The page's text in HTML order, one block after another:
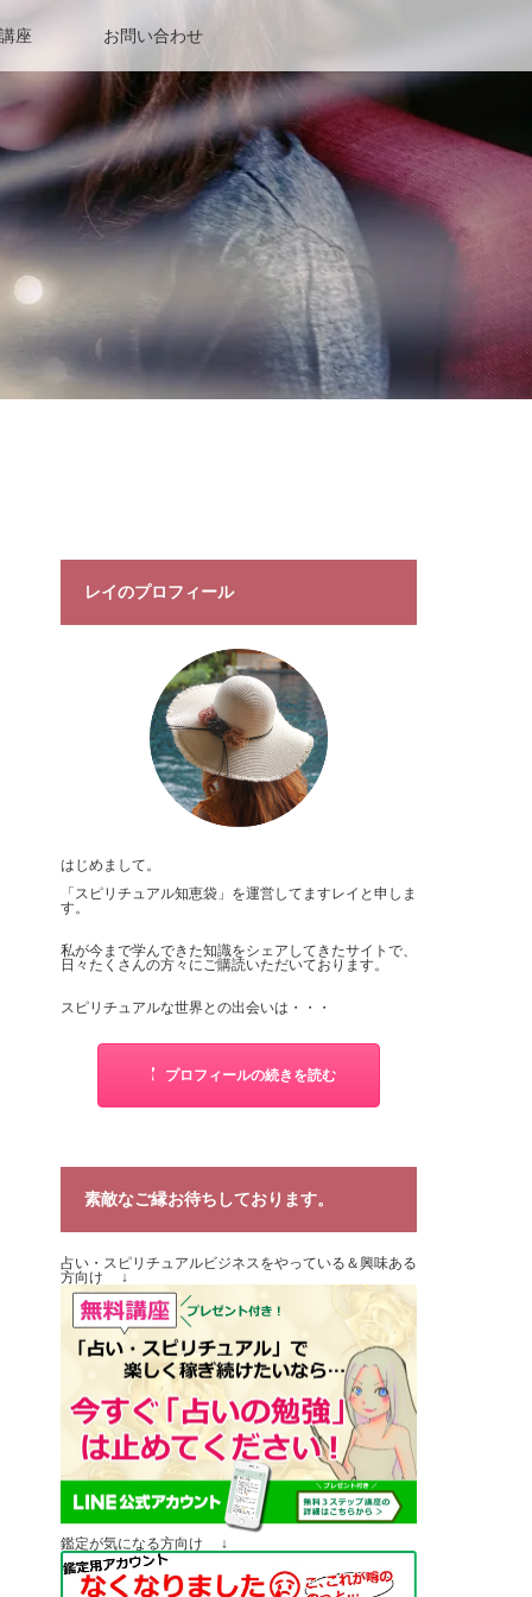
座 お問い合わせ
レイのプロフィール
はじめまして。
「 スピリチュアル知恵袋 」を運営してますレイと申しま
す。
私が今まで学んできた知識をシェアしてきたサイトで、
日々たくさんの方々にご購読いただいております。
スピリチュアルな世界との出会いは・・・
プロフィールの続きを読む
素敵なご縁お待ちしております。
占い・スピリチュアルビジネスをやっている＆興味ある
方向け ↓
鑑定が気になる方向け ↓